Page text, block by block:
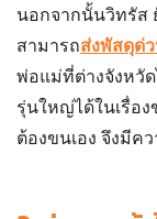
2.ส่งของเจ้